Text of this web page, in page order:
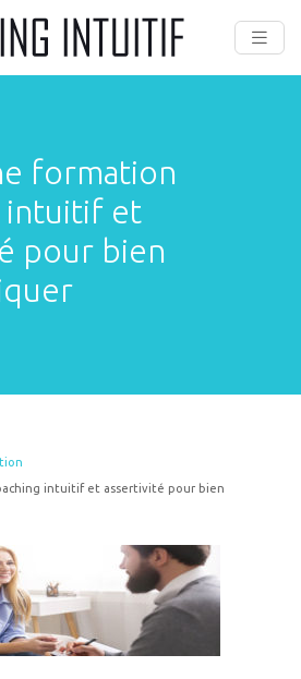
formation
intuitif et
pour bien
intuitif et assertivité pour bien